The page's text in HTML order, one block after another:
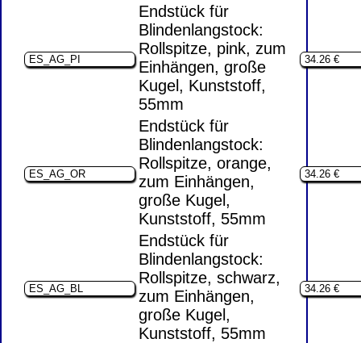
Endstück für
Blindenlangstock:
Rollspitze, pink, zum
Einhängen, große
Kugel, Kunststoff,
55mm
Endstück für
Blindenlangstock:
Rollspitze, orange,
zum Einhängen,
große Kugel,
Kunststoff, 55mm
Endstück für
Blindenlangstock:
Rollspitze, schwarz,
zum Einhängen,
große Kugel,
Kunststoff, 55mm